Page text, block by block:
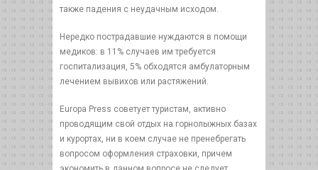
также падения с неудачным исходом.
Нередко пострадавшие нуждаются в помощи
медиков: в 11% случаев им требуется
госпитализация, 5% обходятся амбулаторным
лечением вывихов или растяжений.
Europa Press советует туристам, активно
проводящим свой отдых на горнолыжных базах
и курортах, ни в коем случае не пренебрегать
вопросом оформления страховки, причем